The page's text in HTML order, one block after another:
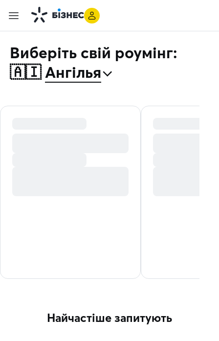
Виберіть свій роумінг:
🇦🇮 Ангілья⌃
Найчастіше запитують